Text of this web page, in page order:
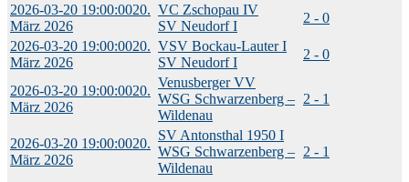
2026-03-20 19:00:0020.
März 2026
VC Zschopau IV
SV Neudorf I
2 - 0
2026-03-20 19:00:0020.
März 2026
VSV Bockau-Lauter I
SV Neudorf I
2 - 0
2026-03-20 19:00:0020.
März 2026
Venusberger VV
WSG Schwarzenberg –
Wildenau
2 - 1
2026-03-20 19:00:0020.
März 2026
SV Antonsthal 1950 I
WSG Schwarzenberg –
Wildenau
2 - 1